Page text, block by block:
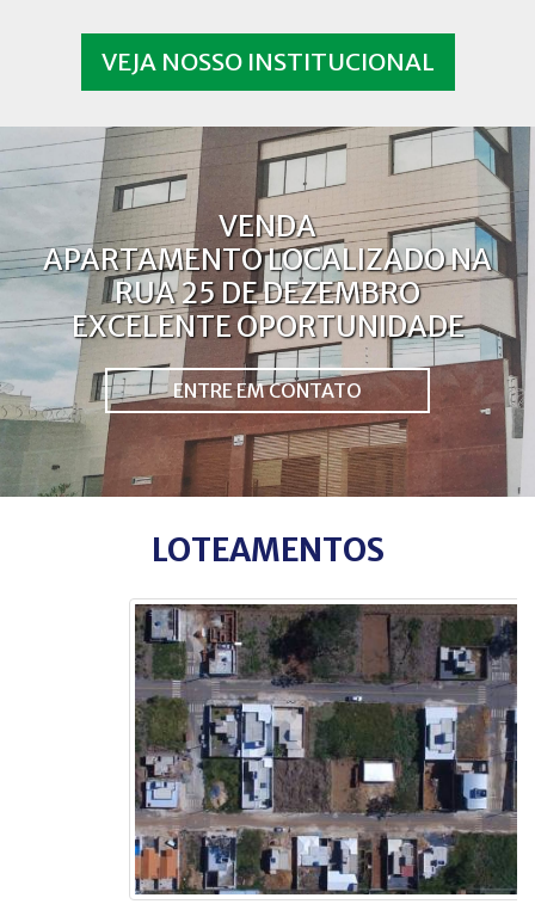
VEJA NOSSO INSTITUCIONAL
VENDA
APARTAMENTO LOCALIZADO NA
RUA 25 DE DEZEMBRO
EXCELENTE OPORTUNIDADE
ENTRE EM CONTATO
LOTEAMENTOS